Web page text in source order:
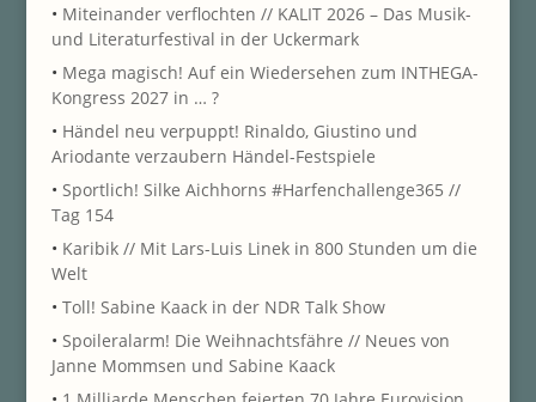
• Miteinander verflochten // KALIT 2026 – Das Musik-
und Literaturfestival in der Uckermark
• Mega magisch! Auf ein Wiedersehen zum INTHEGA-
Kongress 2027 in … ?
• Händel neu verpuppt! Rinaldo, Giustino und
Ariodante verzaubern Händel-Festspiele
• Sportlich! Silke Aichhorns #Harfenchallenge365 //
Tag 154
• Karibik // Mit Lars-Luis Linek in 800 Stunden um die
Welt
• Toll! Sabine Kaack in der NDR Talk Show
• Spoileralarm! Die Weihnachtsfähre // Neues von
Janne Mommsen und Sabine Kaack